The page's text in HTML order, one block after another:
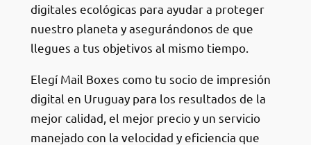
digitales ecológicas para ayudar a proteger
nuestro planeta y asegurándonos de que
llegues a tus objetivos al mismo tiempo.
Elegí Mail Boxes como tu socio de impresión
digital en Uruguay para los resultados de la
mejor calidad, el mejor precio y un servicio
manejado con la velocidad y eficiencia que